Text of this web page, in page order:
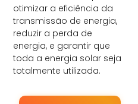
otimizar a eficiência da
transmissão de energia,
reduzir a perda de
energia, e garantir que
toda a energia solar seja
totalmente utilizada.